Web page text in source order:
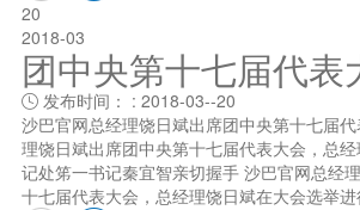
20
2018-03
团中央第十七届代表
发布时间： : 2018-03--20
沙巴官网总经理饶日斌出席团中央第十七届
理饶日斌出席团中央第十七届代表大会，总
记处笫一书记秦宜智亲切握手 沙巴官网总经
十七届代表大会，总经理饶日斌在大会选举